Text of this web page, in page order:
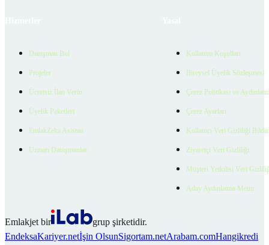
Danışman Bul
Projeler
Ücretsiz İlan Verin
Üyelik Paketleri
EmlakZeka Asistan
Uzman Danışmanlar
Kullanım Koşulları
Bireysel Üyelik Sözleşmesi
Çerez Politikası ve
Çerez Ayarları
Kullanıcı Veri Gizliliği
Ziyaretçi Veri Gizliliği
Müşteri Yetkilisi Veri
Aday Aydınlatma Metni
Emlakjet bir
grup şirketidir.
EndeksaKariyer.netİşin OlsunSigortam.netArabam.comHangikredi